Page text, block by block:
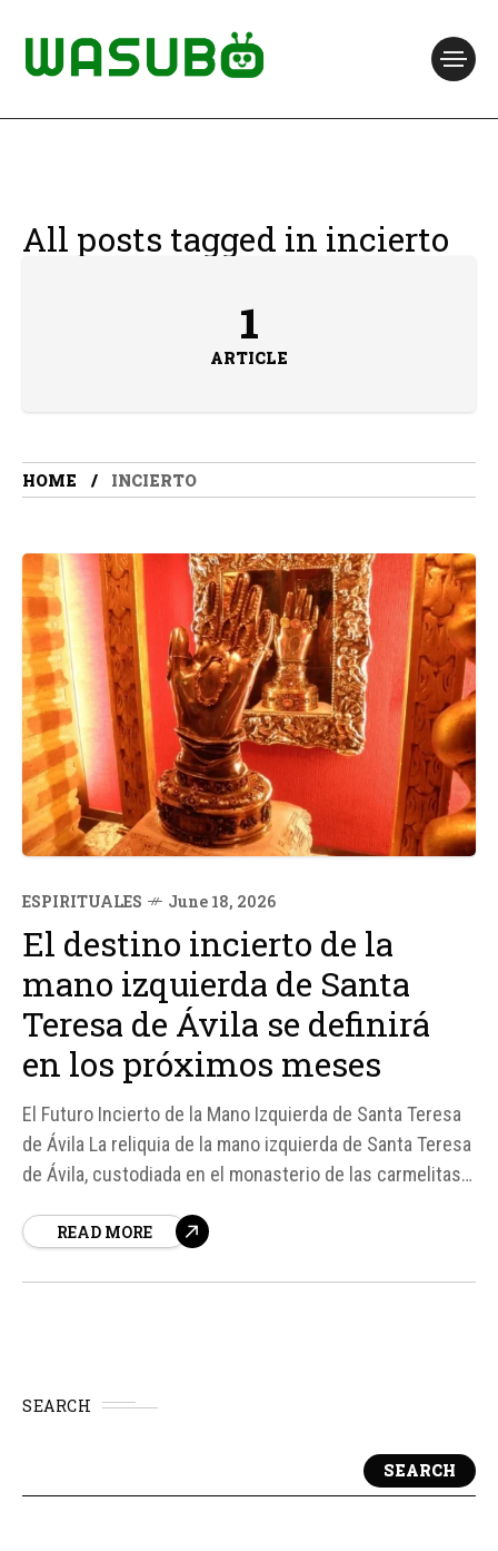
All posts tagged in incierto
1
ARTICLE
HOME INCIERTO
ESPIRITUALES June 18, 2026
El destino incierto de la
mano izquierda de Santa
Teresa de Ávila se definirá
en los próximos meses
El Futuro Incierto de la Mano Izquierda de Santa Teresa
de Ávila La reliquia de la mano izquierda de Santa Teresa
de Ávila, custodiada en el monasterio de las carmelitas
incierto debido a la falta de vocaciones que amenaza
READ MORE
SEARCH
SEARCH